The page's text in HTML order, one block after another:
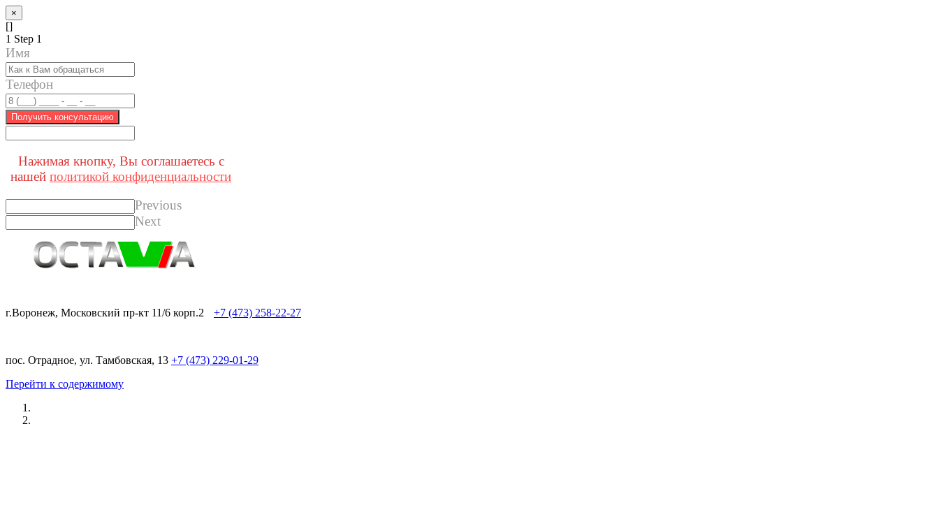
×
[]
1 Step 1
Имя
Телефон
Получить консультацию
Нажимая кнопку, Вы соглашаетесь с
нашей политикой конфиденциальности
Previous
Next
г.Воронеж, Московский пр-кт 11/6 корп.2 +7 (473) 258-22-27
пос. Отрадное, ул. Тамбовская, 13 +7 (473) 229-01-29
Перейти к содержимому